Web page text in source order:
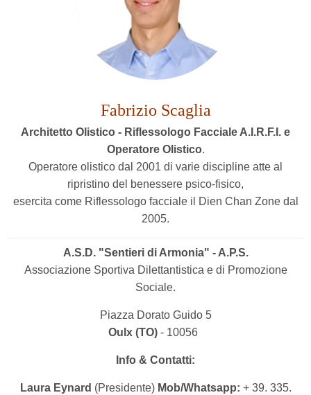
Fabrizio Scaglia
Architetto Olistico - Riflessologo Facciale A.I.R.F.I. e
Operatore Olistico.
Operatore olistico dal 2001 di varie discipline atte al
ripristino del benessere psico-fisico,
esercita come Riflessologo facciale il Dien Chan Zone dal
2005.
A.S.D. "Sentieri di Armonia" - A.P.S.
Associazione Sportiva Dilettantistica e di Promozione
Sociale.
Piazza Dorato Guido 5
Oulx (TO)- 10056
Info & Contatti:
Laura Eynard (Presidente) Mob/Whatsapp: + 39. 335.